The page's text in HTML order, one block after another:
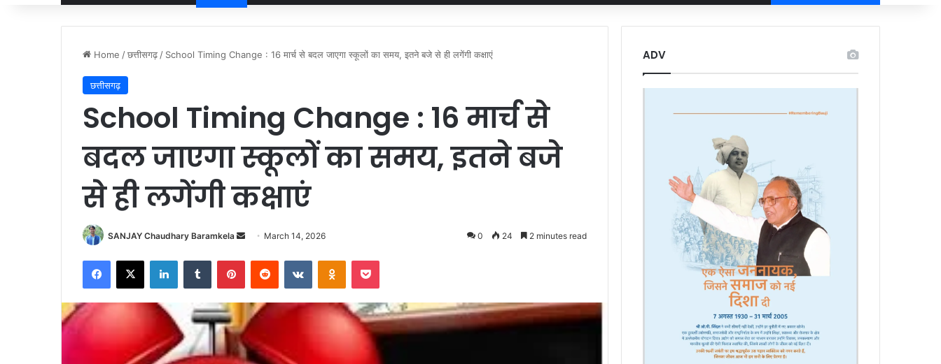
for
Home /छत्तीसगढ़ / School Timing Change : 16 मार्च से बदल जाएगा स्कूलों का समय, इतने बजे से ही लगेंगी कक्षाएं
छत्तीसगढ़
School Timing Change : 16 मार्च से
बदल जाएगा स्कूलों का समय, इतने बजे
से ही लगेंगी कक्षाएं
SANJAY Chaudhary Baramkela
Send
email
March 14, 2026 0 24 2 minutes read
Facebook
X LinkedInTumblr PinterestReddit VKontakteOdnoklassniki
Pocket
ADV